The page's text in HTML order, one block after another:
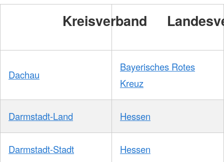
Kreisverband
Dachau
Bayerisches Rotes
Kreuz
Darmstadt-Land Hessen
Darmstadt-Stadt Hessen